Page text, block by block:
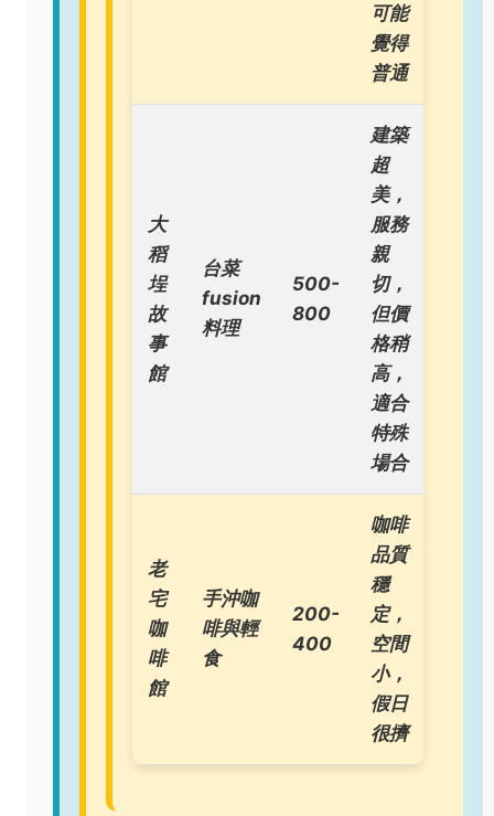
可能
覺得
普通
大
稻
埕
故
事
館
台菜
fusion
料理
500-
800
建築
超
美，
服務
親
切，
但價
格稍
高，
適合
特殊
場合
老
宅
咖
啡
館
手沖咖
啡與輕
食
200-
400
咖啡
品質
穩
定，
空間
小，
假日
很擠